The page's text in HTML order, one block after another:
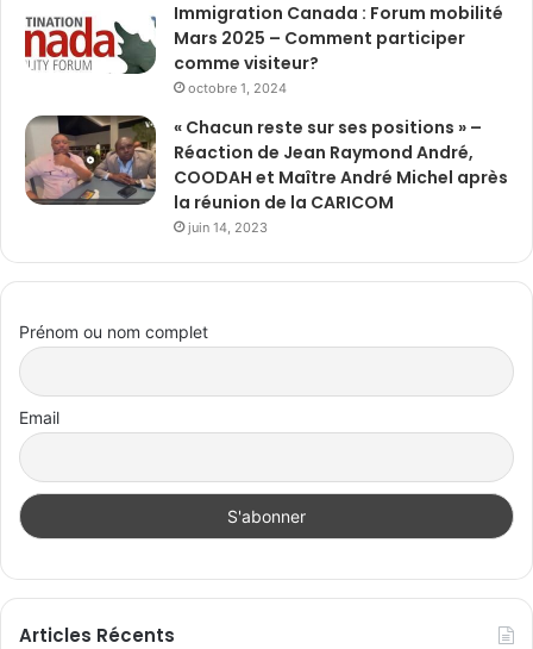
Immigration Canada : Forum mobilité
Mars 2025 – Comment participer
comme visiteur?
octobre 1, 2024
« Chacun reste sur ses positions » –
Réaction de Jean Raymond André,
COODAH et Maître André Michel après
la réunion de la CARICOM
juin 14, 2023
Prénom ou nom complet
Email
Articles Récents